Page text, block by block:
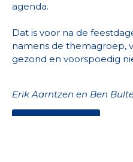
agenda.
Dat is voor na de
namens de themagroep,
gezond en voorspoedig
Erik Aarntzen en Ben